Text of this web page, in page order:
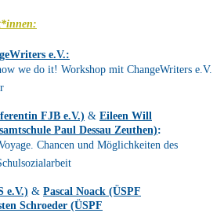
s e.V.:
we do it! Workshop mit ChangeWriters e.V.
FJB e.V.) & Eileen Will
Paul Dessau Zeuthen):
Chancen und Möglichkeiten des
e.V.) & Pascal Noack (ÜSPF
Schroeder (ÜSPF